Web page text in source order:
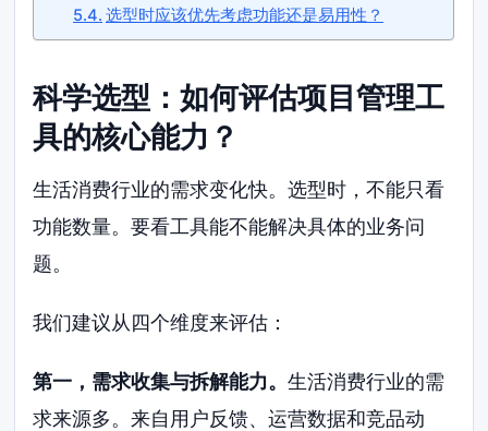
选型时应该优先考虑功能还是易用性？
科学选型：如何评估项目管理工
具的核心能力？
生活消费行业的需求变化快。选型时，不能只看
功能数量。要看工具能不能解决具体的业务问
题。
我们建议从四个维度来评估：
第一，需求收集与拆解能力。生活消费行业的需
求来源多。来自用户反馈、运营数据和竞品动